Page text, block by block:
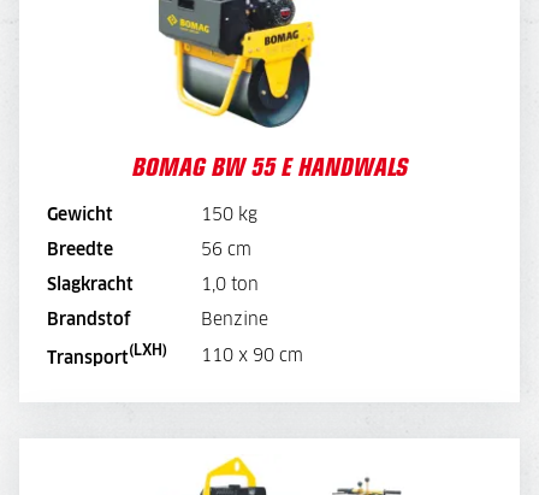
BOMAG BW 55 E HANDWALS
Gewicht 150 kg
Breedte 56 cm
Slagkracht 1,0 ton
Brandstof Benzine
Transport(LXH) 110 x 90 cm
210,-
DIRECT AANVRAGEN
BOMAG BW 71 E HANDWALS